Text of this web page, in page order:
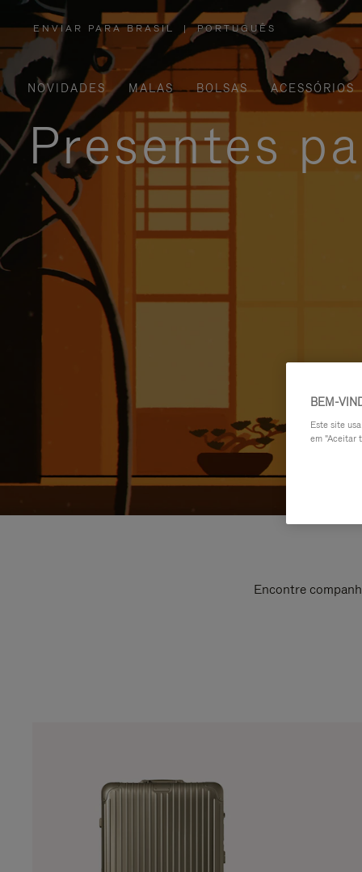
ENVIAR PARA BRASIL
,
POR
FAVOR,
SELECIONE
SUA
LOCALIZAÇÃO
| PORTUGUÊS
NOVIDADES MALAS BOLSAS ACESSÓRIOS
Presentes
Encontre
BEM-
Este site
em "Aceitar